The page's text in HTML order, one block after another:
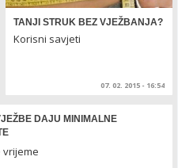
TANJI STRUK BEZ VJEŽBANJA?
Korisni savjeti
07. 02. 2015 - 16:54
DAJU MINIMALNE
vrijeme